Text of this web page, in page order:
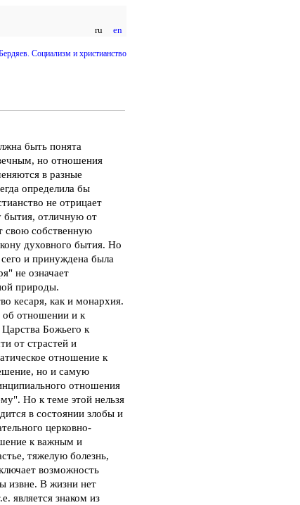
ru en
Социализм и христианство
быть понята
но отношения
в разные
определила бы
не отрицает
бытия, отличную от
свою собственную
духовного бытия. Но
и принуждена была
не означает
природы.
кесаря, как и монархия.
об отношении и к
Божьего к
от страстей и
отношение к
но и самую
отношения
Но к теме этой нельзя
в состоянии злобы и
церковно-
к важным и
тяжелую болезнь,
возможность
извне. В жизни нет
является знаком из